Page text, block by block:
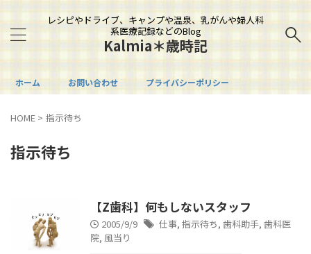
レシピやドライブ、キャンプや温泉、乳がんや婦人科
系医療記録などのBlog
Kalmia＊歳時記
ホーム お問い合わせ プライバシーポリシー
HOME > 指示待ち
指示待ち
【Z歯科】何もしないスタッフ
2005/9/9 仕事, 指示待ち, 歯科助手, 歯科医
院, 風当り